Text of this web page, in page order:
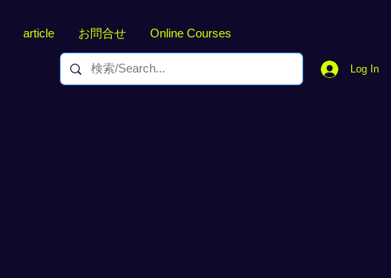
article お問合せ Online Courses
Log In